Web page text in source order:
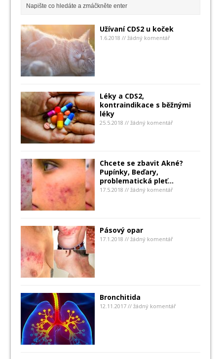
Užívaní CDS2 u koček
1.6.2018 // žádný komentář
Léky a CDS2,
kontraindikace s běžnými
léky
25.5.2018 // žádný komentář
Chcete se zbavit Akné?
Pupínky, Beďary,
problematická pleť…
17.5.2018 // žádný komentář
Pásový opar
17.1.2018 // žádný komentář
Bronchitida
12.11.2017 // žádný komentář